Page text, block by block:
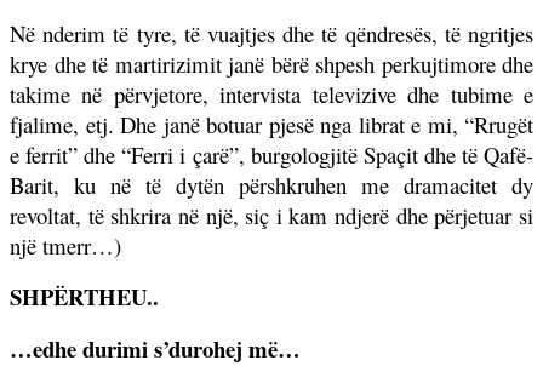
Në nderim të tyre, të vuajtjes dhe të qëndresës, të ngritjes
krye dhe të martirizimit janë bërë shpesh perkujtimore dhe
takime në përvjetore, intervista televizive dhe tubime e
fjalime, etj. Dhe janë botuar pjesë nga librat e mi, “Rrugët
e ferrit” dhe “Ferri i çarë”, burgologjitë Spaçit dhe të Qafë-
Barit, ku në të dytën përshkruhen me dramacitet dy
revoltat, të shkrira në një, siç i kam ndjerë dhe përjetuar si
një tmerr…)
SHPËRTHEU..
…edhe durimi s’durohej më…